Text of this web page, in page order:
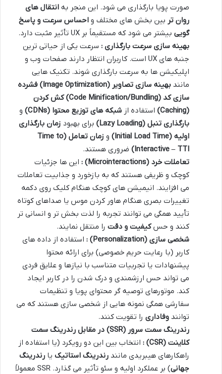
صورت پویا بارگذاری می شود. این منجر به انتقال های
روان تر بین بخش های مختلف و احساس سرعت و پاسخ
گویی بیشتر می شود که مستقیماً بر UX تأثیر مثبت دارد.
بهینه سازی سرعت بارگذاری : سرعت یکی از حیاتی ترین
جنبه های UX است. کاربران انتظار دارند صفحات وب و
اپلیکیشن ها به سرعت بارگذاری شوند. تکنیک هایی
مانند بهینه سازی تصاویر (Image Optimization)
فشرده
سازی کد (Code Minification/Bundling)
کش کردن
(Caching)
استفاده از شبکه های توزیع محتوا (CDNs)
و
بارگذاری تنبل (Lazy Loading) برای بهبود زمان بارگذاری
اولیه (Initial Load Time) و زمان تعامل (Time to
Interactive – TTI) ضروری هستند.
تعاملات خرد (Microinteractions)
: این ها جزئیات
کوچک و ظریفی هستند که به بازخورد و جذابیت تعاملات
می افزایند. انیمیشن های کوچک هنگام کلیک روی دکمه
تغییرات بصری هنگام هاور کردن موس یا صداهای کوتاه
تأیید همگی می توانند تجربه را لذت بخش تر و انسانی تر
کنند و حسکیفیت و دقت را منتقل نمایند.
شخصی سازی (Personalization)
: استفاده از داده های
کاربر (با رعایت حریم خصوصی) برای ارائه محتوا
پیشنهادات یا تجربیات متناسب با نیازها و علایق فردی
می تواند حس ارزشمندی و درک شدن را در کاربر ایجاد
کند. موتورهای توصیه گر محتوای پویا و تنظیمات
سفارشی همگی نمونه هایی از شخصی سازی هستند که می
توانند وفاداری را تقویت کنند.
رندرینگ سمت سرور (SSR)
در مقابل رندرینگ سمت
کلاینت (CSR)
: انتخاب بین این دو رویکرد (یا استفاده از
راهکارهای هیبریدی مانند رندرینگ استاتیک یا رندرینگ
جهانی) بر عملکرد اولیه و سئو تأثیر می گذارد. SSR معمولاً